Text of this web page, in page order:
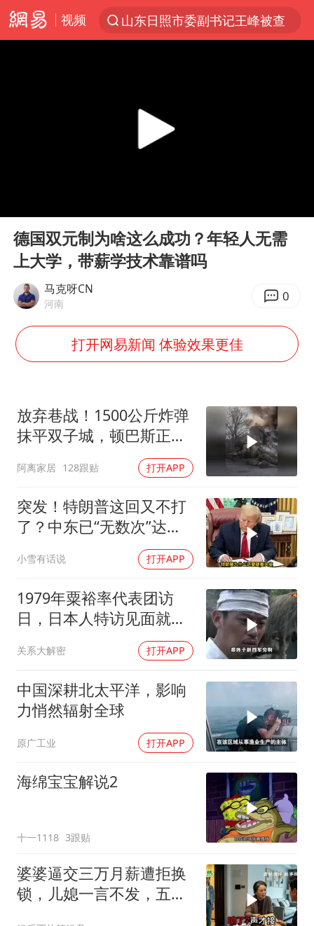
视频
山东日照市委副书记王峰被查
美国退回1000亿美元关税
38岁山东财大教授刘海明逝世
顾客结账把钱扔地上 服务员霸气扔回
“天津之眼”摩天轮附近2人落水
弹药库存告急 美军补货难
南太行山失联女孩最后信号不在山林
李亚鹏向地铁吐血女孩捐99999元
总书记关心百姓身边这些民生大事
Play
德国双元制为啥这么成功？年轻人无需
上大学，带薪学技术靠谱吗
马克呀CN
河南 0
打开网易新闻 体验效果更佳
放弃巷战！1500公斤炸弹
抹平双子城，顿巴斯正变
阿离家居 128跟贴 打开APP
突发！特朗普这回又不打
了？中东已“无数次”达成
小雪有话说 打开APP
1979年粟裕率代表团访
日，日本人特访见面就喊
关系大解密 打开APP
中国深耕北太平洋，影响
力悄然辐射全球
原广工业 打开APP
海绵宝宝解说2
十一1118 3跟贴
婆婆逼交三万月薪遭拒换
锁，儿媳一言不发，五天